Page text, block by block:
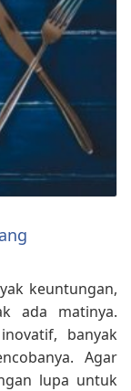
keuntungan,
ada matinya.
banyak
Agar
lupa untuk